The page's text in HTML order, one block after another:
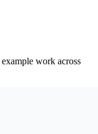
work across